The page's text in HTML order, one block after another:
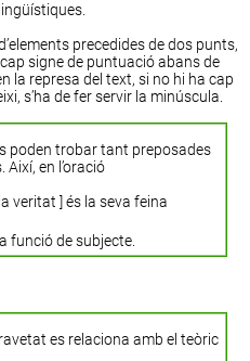
lingüístiques.
precedides de dos punts,
signe de puntuació abans de
la represa del text, si no hi ha cap
s’ha de fer servir la minúscula.
poden trobar tant preposades
en l’oració
veritat ] és la seva feina
funció de subjecte.
es relaciona amb el teòric